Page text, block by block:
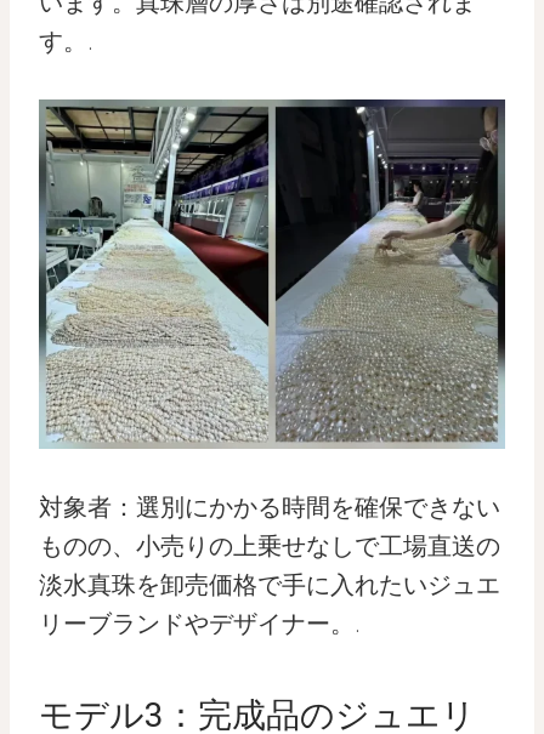
す。.
対象者：選別にかかる時間を確保できない
ものの、小売りの上乗せなしで工場直送の
淡水真珠を卸売価格で手に入れたいジュエ
リーブランドやデザイナー。.
モデル3：完成品のジュエリ